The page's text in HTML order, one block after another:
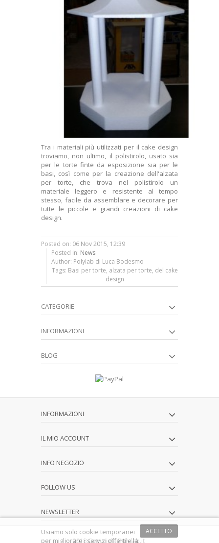
Tra i materiali più utilizzati per il cake design
troviamo, non ultimo, il polistirolo, usato sia
per le torte finte da esposizione sia per le
basi, così come per la creazione dell'alzata
per torte, che trova nel polistirolo un
materiale leggero e resistente al tempo
stesso, facile da assemblare e decorare per
tutte le piccole e grandi creazioni di cake
design.
Posted on: 06 Nov 2015, 12:39
Posted in: News
Author: Polylab di Luca Bodesmo
Tags: Basi per torte, alzata per torte, del cake
design
CATEGORIE
INFORMAZIONI
BLOG
INFORMAZIONI
IL MIO ACCOUNT
INFO NEGOZIO
FOLLOW US
NEWSLETTER
2018 Copyright Polylab.it
ACCETTO
Usiamo solo cookie temporanei
per migliorare i servizi offerti e la